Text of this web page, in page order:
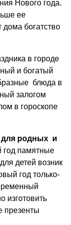
Нового года.
ее
дома богатство
в городе
и богатый
блюда в
залогом
в гороскопе
для родных и
памятные
детей возник
год только-
изготовить
презенты